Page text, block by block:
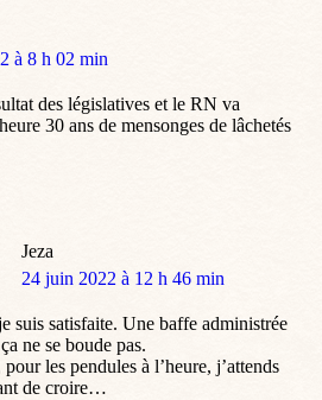
à 8 h 02 min
des législatives et le RN va
30 ans de mensonges de lâchetés
Jeza
dit
24 juin 2022 à 12 h 46 min
suis satisfaite. Une baffe administrée
ne se boude pas.
les pendules à l’heure, j’attends
de croire…